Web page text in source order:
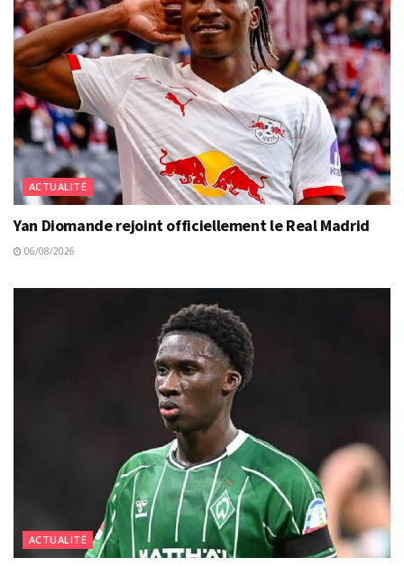
ACTUALITÉ
Yan Diomande rejoint officiellement le Real Madrid
06/08/2026
ACTUALITÉ